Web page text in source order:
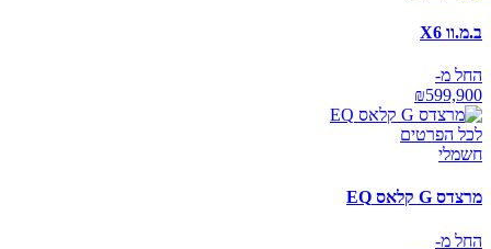
ב.מ.וו X6
החל מ-
₪599,900
לכל הפרטים
חשמלי
מרצדס G קלאס EQ
החל מ-